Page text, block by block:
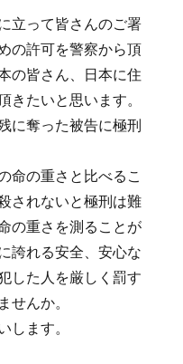
立って皆さんのご署
の許可を警察から頂
の皆さん、日本に住
きたいと思います。
に奪った被告に極刑
命の重さと比べるこ
されないと極刑は難
の重さを測ることが
誇れる安全、安心な
した人を厳しく罰す
せんか。
します。